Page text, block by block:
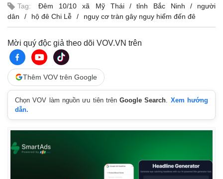
Tag: Đêm 10/10 xã Mỹ Thái tỉnh Bắc Ninh
người
dân
hộ đê Chi Lễ nguy cơ tràn gây nguy hiểm đến đê
Mời quý độc giả theo dõi VOV.VN trên
Thêm VOV trên Google
Chọn VOV làm nguồn ưu tiên trênGoogle Search
Xem hướng
dẫn.